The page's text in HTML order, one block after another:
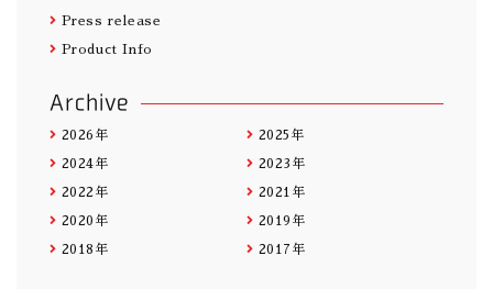
Press release
Product Info
Archive
2026年 2025年
2024年 2023年
2022年 2021年
2020年 2019年
2018年 2017年